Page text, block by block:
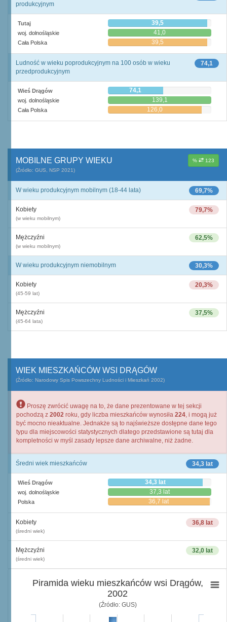
produkcyjnym
Tutaj 39,5
woj. dolnośląskie 41,0
Cała Polska 39,5
74,1
Ludność w wieku poprodukcyjnym na 100 osób w wieku
przedprodukcyjnym
Wieś Drągów 74,1
woj. dolnośląskie 139,1
Cała Polska 126,0
% 123
MOBILNE GRUPY WIEKU
(Źródło: GUS, NSP 2021)
69,7%
W wieku produkcyjnym mobilnym (18-44 lata)
79,7%
Kobiety
(w wieku mobilnym)
62,5%
Mężczyźni
(w wieku mobilnym)
30,3%
W wieku produkcyjnym niemobilnym
20,3%
Kobiety
(45-59 lat)
37,5%
Mężczyźni
(45-64 lata)
WIEK MIESZKAŃCÓW WSI DRĄGÓW
(Źródło: Narodowy Spis Powszechny Ludności i Mieszkań 2002)
Proszę zwrócić uwagę na to, że dane prezentowane w tej sekcji
pochodzą z 2002 roku, gdy liczba mieszkańców wynosiła 224, i mogą już
być mocno nieaktualne. Jednakże są to najświeższe dostępne dane tego
typu dla miejscowości statystycznych dlatego przedstawione są tutaj dla
kompletności w myśl zasady lepsze dane archiwalne, niż żadne.
34,3 lat
Średni wiek mieszkańców
Wieś Drągów 34,3 lat
woj. dolnośląskie 37,3 lat
Polska 36,7 lat
36,8 lat
Kobiety
(średni wiek)
32,0 lat
Mężczyźni
(średni wiek)
Piramida wieku mieszkańców wsi Drągów,
2002
(Źródło: GUS)